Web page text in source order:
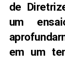
de
um
em um